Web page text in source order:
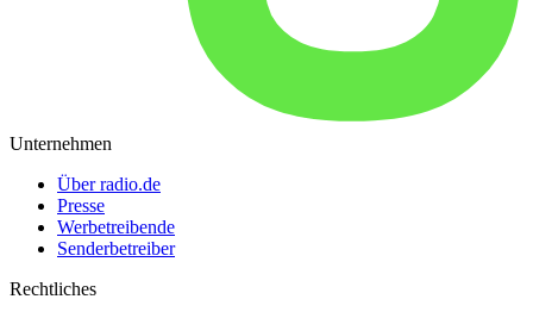
Unternehmen
Über radio.de
Presse
Werbetreibende
Senderbetreiber
Rechtliches